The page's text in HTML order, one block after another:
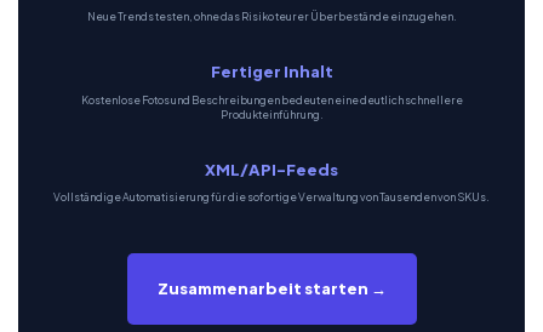
Neue Trends testen, ohne das Risiko teurer Überbestände einzugehen.
Fertiger Inhalt
Kostenlose Fotos und Beschreibungen bedeuten eine deutlich schnellere
Produkteinführung.
XML/API-Feeds
Vollständige Automatisierung für die sofortige Verwaltung von Tausenden von SKUs.
Zusammenarbeit starten →